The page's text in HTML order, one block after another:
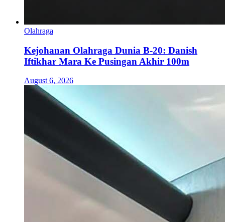
Olahraga
Kejohanan Olahraga Dunia B-20: Danish
Iftikhar Mara Ke Pusingan Akhir 100m
August 6, 2026